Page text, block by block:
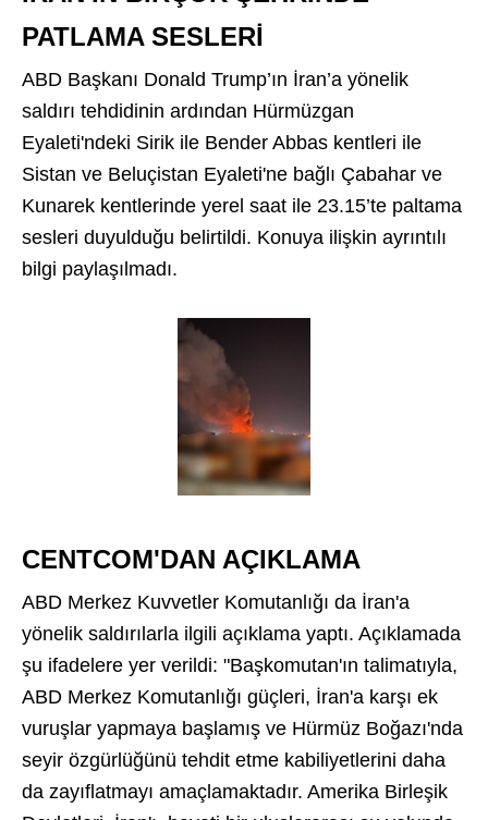
PATLAMA SESLERİ
ABD Başkanı Donald Trump’ın İran’a yönelik
saldırı tehdidinin ardından Hürmüzgan
Eyaleti'ndeki Sirik ile Bender Abbas kentleri ile
Sistan ve Beluçistan Eyaleti'ne bağlı Çabahar ve
Kunarek kentlerinde yerel saat ile 23.15’te paltama
sesleri duyulduğu belirtildi. Konuya ilişkin ayrıntılı
bilgi paylaşılmadı.
CENTCOM'DAN AÇIKLAMA
ABD Merkez Kuvvetler Komutanlığı da İran'a
yönelik saldırılarla ilgili açıklama yaptı. Açıklamada
şu ifadelere yer verildi: "Başkomutan'ın talimatıyla,
ABD Merkez Komutanlığı güçleri, İran'a karşı ek
vuruşlar yapmaya başlamış ve Hürmüz Boğazı'nda
seyir özgürlüğünü tehdit etme kabiliyetlerini daha
da zayıflatmayı amaçlamaktadır. Amerika Birleşik